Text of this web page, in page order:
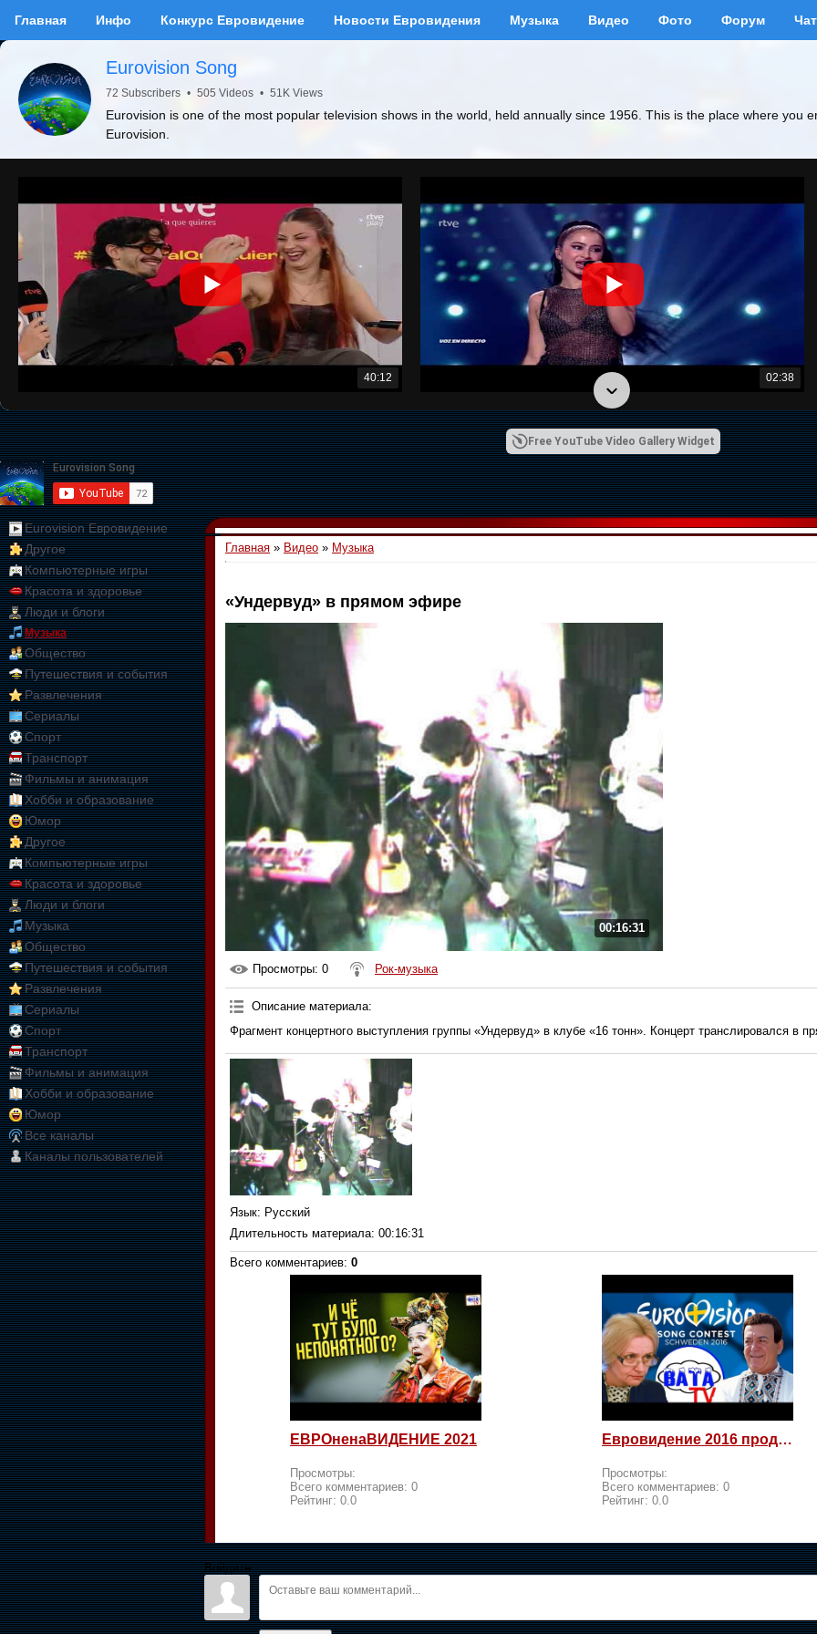
Главная Инфо Конкурс Евровидение Новости Евровидения Музыка Видео Фото Форум Чат
Eurovision Song
72 Subscribers • 505 Videos • 51K Views
Eurovision is one of the most popular television shows in the world, held annually since 1956. This is the place where you
Eurovision.
40:12 02:38
01:09:10
Free YouTube Video Gallery Widget
Eurovision Евровидение
Другое
Компьютерные игры
Красота и здоровье
Люди и блоги
Музыка
Общество
Путешествия и события
Развлечения
Сериалы
Спорт
Транспорт
Фильмы и анимация
Хобби и образование
Юмор
Другое
Компьютерные игры
Красота и здоровье
Люди и блоги
Музыка
Общество
Путешествия и события
Развлечения
Сериалы
Спорт
Транспорт
Фильмы и анимация
Хобби и образование
Юмор
Все каналы
Каналы пользователей
Главная » Видео » Музыка
«Ундервуд» в прямом эфире
00:16:31
Просмотры: 0 Рок-музыка
Описание материала:
Фрагмент концертного выступления группы «Ундервуд» в клубе «16 тонн». Концерт транслировался в
Язык: Русский
Длительность материала: 00:16:31
Всего комментариев: 0
ЕВРОненаВИДЕНИЕ 2021
Просмотры:
Всего комментариев: 0
Рейтинг: 0.0
Евровидение 2016 продолжается! Россия возмущается и посылает
Просмотры:
Всего комментариев: 0
Рейтинг: 0.0
Войдите: